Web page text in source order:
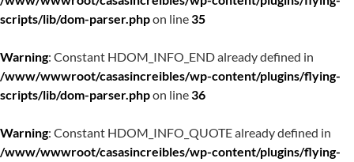
scripts/lib/dom-parser.phpon line35
Warning: Constant HDOM_INFO_END already defined in
/www/wwwroot/casasincreibles/wp-content/plugins/flying-
scripts/lib/dom-parser.phpon line36
Warning: Constant HDOM_INFO_QUOTE already defined in
/www/wwwroot/casasincreibles/wp-content/plugins/flying-